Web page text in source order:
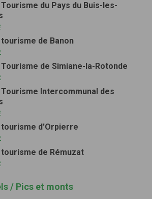
du Pays du Buis-les-
de Banon
de Simiane-la-Rotonde
Intercommunal des
d'Orpierre
de Rémuzat
/ Pics et monts